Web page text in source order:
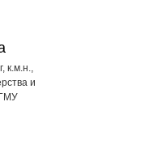
к.м.н.,
и